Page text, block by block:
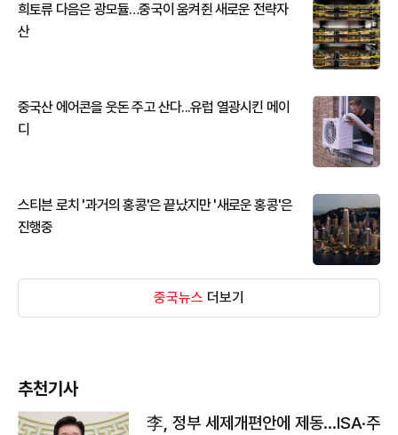
희토류 다음은 광모듈…중국이 움켜쥔 새로운 전략자
산
중국산 에어콘을 웃돈 주고 산다...유럽 열광시킨 메이
디
스티븐 로치 '과거의 홍콩'은 끝났지만 '새로운 홍콩'은
진행중
중국뉴스 더보기
추천기사
李, 정부 세제개편안에 제동…ISA·주